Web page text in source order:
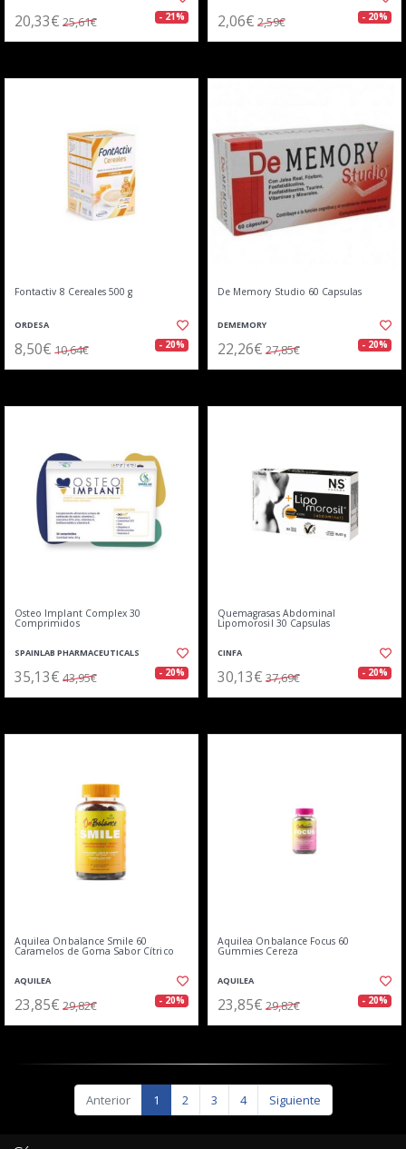
20,33€ 25,61€ - 21% 2,06€ 2,59€ - 20%
Fontactiv 8 Cereales 500 g
ORDESA
8,50€ 10,64€ - 20%
De Memory Studio 60 Capsulas
DEMEMORY
22,26€ 27,85€ - 20%
Osteo Implant Complex 30
Comprimidos
SPAINLAB PHARMACEUTICALS
35,13€ 43,95€ - 20%
Quemagrasas Abdominal
Lipomorosil 30 Capsulas
CINFA
30,13€ 37,69€ - 20%
Aquilea Onbalance Smile 60
Caramelos de Goma Sabor Cítrico
AQUILEA
23,85€ 29,82€ - 20%
Aquilea Onbalance Focus 60
Gummies Cereza
AQUILEA
23,85€ 29,82€ - 20%
Anterior 1 2 3 4 Siguiente